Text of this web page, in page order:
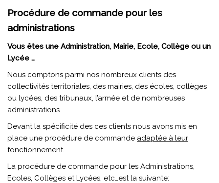
Procédure de commande pour les
administrations
Vous êtes une Administration, Mairie, Ecole, Collège ou un
Lycée …
Nous comptons parmi nos nombreux clients des
collectivités territoriales, des mairies, des écoles, collèges
ou lycées, des tribunaux, l’armée et de nombreuses
administrations.
Devant la spécificité des ces clients nous avons mis en
place une procédure de commande adaptée à leur
fonctionnement.
La procédure de commande pour les Administrations,
Ecoles, Collèges et Lycées, etc…est la suivante: